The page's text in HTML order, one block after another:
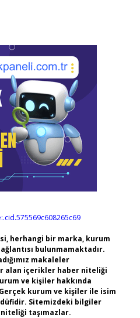
herhangi bir marka, kurum
bulunmamaktadır.
makaleler
alan içerikler haber niteliği
ve kişiler hakkında
kurum ve kişiler ile isim
Sitemizdeki bilgiler
taşımazlar.